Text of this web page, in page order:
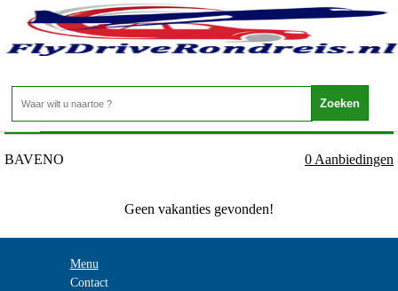
Italie - MAGGIOREMEER - BAVENO
Home>
BAVENO 0 Aanbiedingen
Geen vakanties gevonden!
Menu
Contact